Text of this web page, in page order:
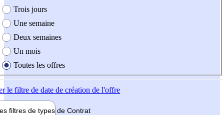
Trois jours
Une semaine
Deux semaines
Un mois
Toutes les offres
le filtre de date de création de l'offre
filtres de types de Contrat